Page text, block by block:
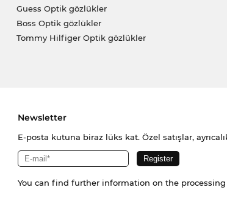
Guess Optik gözlükler
Boss Optik gözlükler
Tommy Hilfiger Optik gözlükler
Newsletter
E-posta kutuna biraz lüks kat. Özel satışlar,
You can find further information on the